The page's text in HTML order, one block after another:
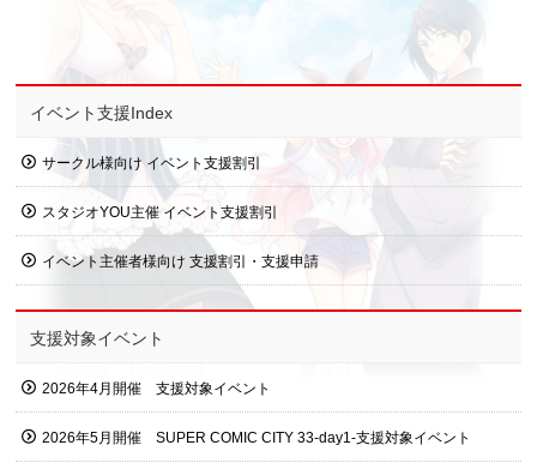
イベント支援Index
サークル様向け イベント支援割引
スタジオYOU主催 イベント支援割引
イベント主催者様向け 支援割引・支援申請
支援対象イベント
2026年4月開催 支援対象イベント
2026年5月開催 SUPER COMIC CITY 33-day1-支援対象イベント